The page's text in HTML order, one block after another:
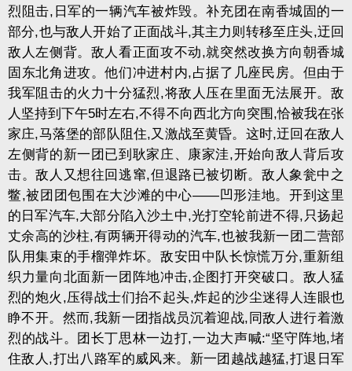
烈阻击, 日军的一辆汽车被炸毁。补充团在南香城固的一
部分,也与敌人开始了正面战斗,其主力则转移至庄头,迂回
敌人左侧背。敌人看正面攻不动,就突然改换方向朝香城
固东北角进攻。他们冲进村内,占据了几座民房。但由于
我军阻击的火力十分猛烈,将敌人压在里面无法展开。敌
人坚持到下午5时左右,不得不向西北方向突围 ,恰被我在张
家庄,马落堡的部队阻住,又激战至黄昏。这时,迂回在敌人
左侧背的新一团已到耿家庄、康家洼,开始向敌人背后攻
击。敌人又想往回逃窜,但退路已被切断。敌人象瓮中之
鳖,被团团包围在大沙滩的中心——凹形洼地。开到这里
的日军汽车,大部分陷入沙土中,光打空轮前进不得, 只扬起
丈余高的沙柱,有两辆开得动的汽车,也被我新一团二营部
队用集束的手榴弹炸坏。敌安田中队长惊慌万分,重新组
织力量向北面新一团阵地冲击,企图打开突破口。敌人猛
烈的炮火 ,压得战士们抬不起头,炸起的沙尘迷得人连眼也
睁不开。然而,我新一团指战员沉着迎战, 同敌人进行着激
烈的战斗。团长丁思林一边打,一边大声喊:“坚守阵地,堵
住敌人 ,打出八路军的威风来。新一团越战越猛,打退日军